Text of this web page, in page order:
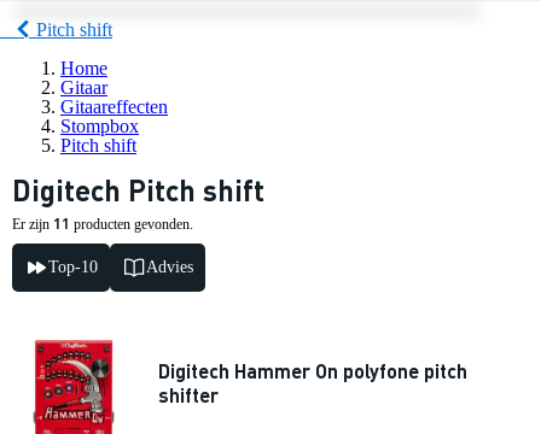
Pitch shift
Home
Gitaar
Gitaareffecten
Stompbox
Pitch shift
Digitech Pitch shift
Er zijn 11 producten gevonden.
Top-10 Advies
Digitech Hammer On polyfone pitch
shifter